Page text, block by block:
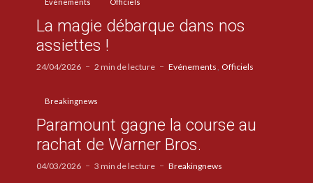
La magie débarque dans nos
assiettes !
24/04/2026 2 min de lecture Evénements Officiels
Breakingnews
Paramount gagne la course au
rachat de Warner Bros.
04/03/2026 3 min de lecture Breakingnews